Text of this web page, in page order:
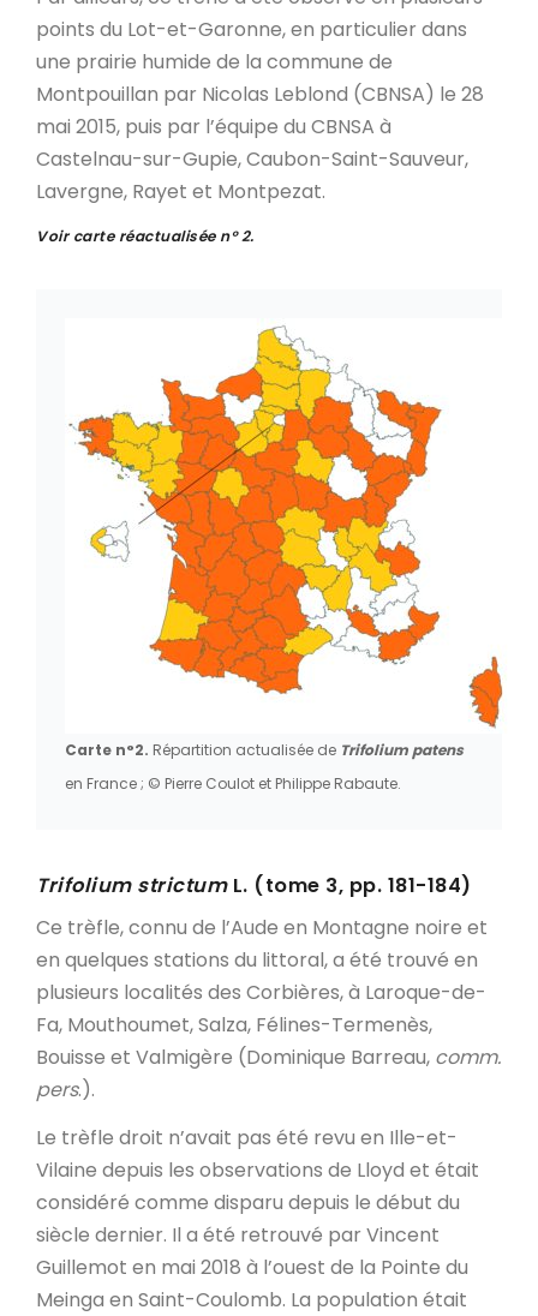
points du Lot-et-Garonne, en particulier dans
une prairie humide de la commune de
Montpouillan par Nicolas Leblond (CBNSA) le 28
mai 2015, puis par l’équipe du CBNSA à
Castelnau-sur-Gupie, Caubon-Saint-Sauveur,
Lavergne, Rayet et Montpezat.
Voir carte réactualisée n° 2.
Carte n°2. Répartition actualisée de Trifolium patens
en France ; © Pierre Coulot et Philippe Rabaute.
Trifolium strictumL. (tome 3, pp. 181-184)
Ce trèfle, connu de l’Aude en Montagne noire et
en quelques stations du littoral, a été trouvé en
plusieurs localités des Corbières, à Laroque-de-
Fa, Mouthoumet, Salza, Félines-Termenès,
Bouisse et Valmigère (Dominique Barreau, comm.
pers.).
Le trèfle droit n’avait pas été revu en Ille-et-
Vilaine depuis les observations de Lloyd et était
considéré comme disparu depuis le début du
siècle dernier. Il a été retrouvé par Vincent
Guillemot en mai 2018 à l’ouest de la Pointe du
Meinga en Saint-Coulomb. La population était